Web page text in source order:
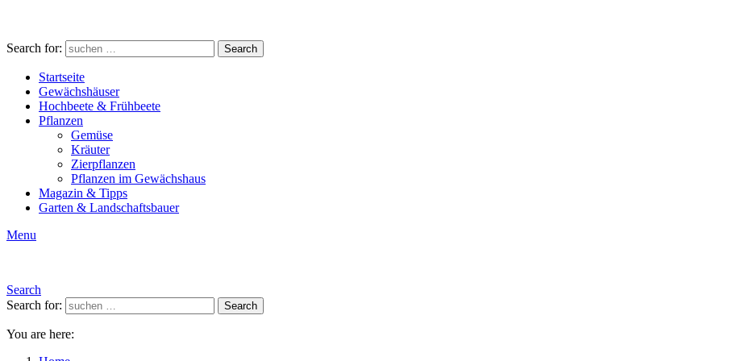
Search for: Search
Startseite
Gewächshäuser
Hochbeete & Frühbeete
Pflanzen
Gemüse
Kräuter
Zierpflanzen
Pflanzen im Gewächshaus
Magazin & Tipps
Garten & Landschaftsbauer
Menu
Search
Search for:
Search
You are here: